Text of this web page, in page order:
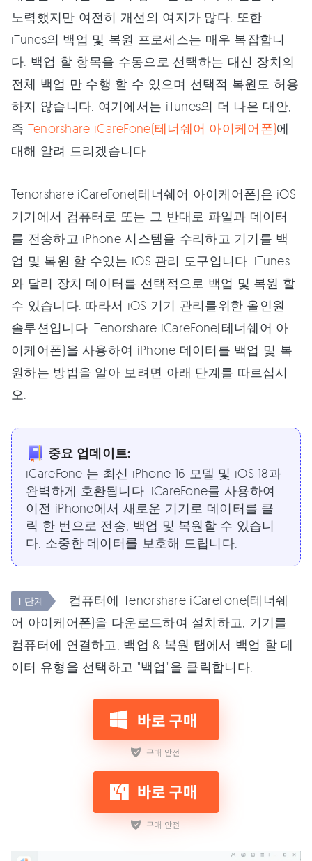
노력했지만 여전히 개선의 여지가 많다. 또한
iTunes의 백업 및 복원 프로세스는 매우 복잡합니
다. 백업 할 항목을 수동으로 선택하는 대신 장치의
전체 백업 만 수행 할 수 있으며 선택적 복원도 허용
하지 않습니다. 여기에서는 iTunes의 더 나은 대안,
즉 Tenorshare iCareFone(테너쉐어 아이케어폰)에
대해 알려 드리겠습니다.
Tenorshare iCareFone(테너쉐어 아이케어폰)은 iOS
기기에서 컴퓨터로 또는 그 반대로 파일과 데이터
를 전송하고 iPhone 시스템을 수리하고 기기를 백
업 및 복원 할 수있는 iOS 관리 도구입니다. iTunes
와 달리 장치 데이터를 선택적으로 백업 및 복원 할
수 있습니다. 따라서 iOS 기기 관리를위한 올인원
솔루션입니다. Tenorshare iCareFone(테너쉐어 아
이케어폰)을 사용하여 iPhone 데이터를 백업 및 복
원하는 방법을 알아 보려면 아래 단계를 따르십시
오.
중요 업데이트:
iCareFone 는 최신 iPhone 16 모델 및 iOS 18과
완벽하게 호환됩니다. iCareFone를 사용하여
이전 iPhone에서 새로운 기기로 데이터를 클
릭 한 번으로 전송, 백업 및 복원할 수 있습니
다. 소중한 데이터를 보호해 드립니다.
1 단계
컴퓨터에 Tenorshare iCareFone(테너쉐
어 아이케어폰)을 다운로드하여 설치하고, 기기를
컴퓨터에 연결하고, 백업 & 복원 탭에서 백업 할 데
이터 유형을 선택하고 "백업"을 클릭합니다.